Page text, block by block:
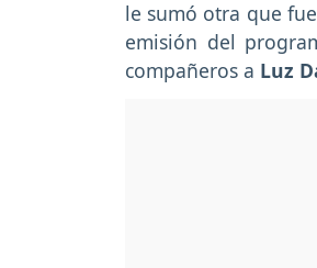
le sumó otra que
emisión del
compañeros a Luz